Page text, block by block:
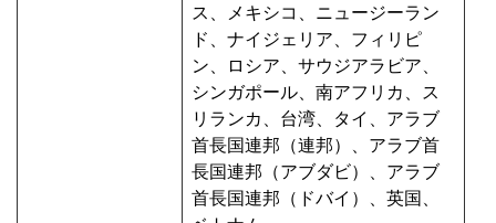
ス、メキシコ、ニュージーラン
ド、ナイジェリア、フィリピ
ン、ロシア、サウジアラビア、
シンガポール、南アフリカ、ス
リランカ、台湾、タイ、アラブ
首長国連邦（連邦）、アラブ首
長国連邦（アブダビ）、アラブ
首長国連邦（ドバイ）、英国、